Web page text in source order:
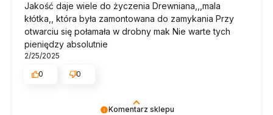
Komentarz sklepu
Jakość daje wiele do życzenia Drewniana,,,mala
kłótka,, która była zamontowana do zamykania Przy
otwarciu się połamała w drobny mak Nie warte tych
pieniędzy absolutnie
2/25/2025
0
0